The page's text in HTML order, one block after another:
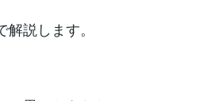
説します。